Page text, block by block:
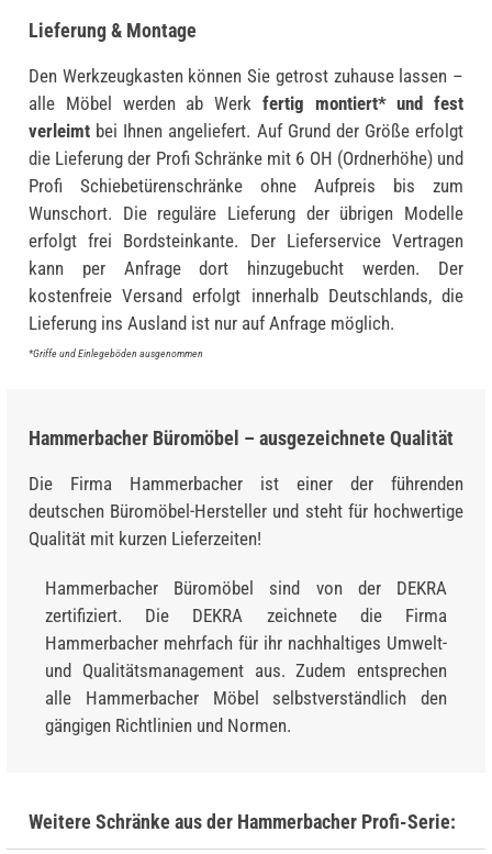
Lieferung & Montage
Den Werkzeugkasten können Sie getrost zuhause lassen –
alle Möbel werden ab Werk fertig montiert* und fest
verleimt bei Ihnen angeliefert. Auf Grund der Größe erfolgt
die Lieferung der Profi Schränke mit 6 OH (Ordnerhöhe) und
Profi Schiebetürenschränke ohne Aufpreis bis zum
Wunschort. Die reguläre Lieferung der übrigen Modelle
erfolgt frei Bordsteinkante. Der Lieferservice Vertragen
kann per Anfrage dort hinzugebucht werden. Der
kostenfreie Versand erfolgt innerhalb Deutschlands, die
Lieferung ins Ausland ist nur auf Anfrage möglich.
*Griffe und Einlegeböden ausgenommen
Hammerbacher Büromöbel – ausgezeichnete Qualität
Die Firma Hammerbacher ist einer der führenden
deutschen Büromöbel-Hersteller und steht für hochwertige
Qualität mit kurzen Lieferzeiten!
Hammerbacher Büromöbel sind von der DEKRA
zertifiziert. Die DEKRA zeichnete die Firma
Hammerbacher mehrfach für ihr nachhaltiges Umwelt-
und Qualitätsmanagement aus. Zudem entsprechen
alle Hammerbacher Möbel selbstverständlich den
gängigen Richtlinien und Normen.
Weitere Schränke aus der Hammerbacher Profi-Serie: